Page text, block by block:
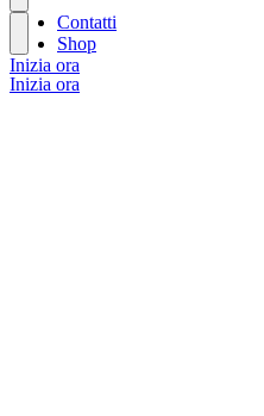
Inizia ora
Contatti
Shop
Inizia ora